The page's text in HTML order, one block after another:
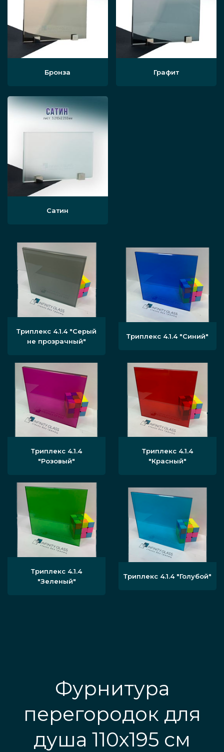
Бронза Графит
Сатин
Триплекс 4.1.4 "Серый
не прозрачный"
Триплекс 4.1.4 "Синий"
Триплекс 4.1.4
"Розовый"
Триплекс 4.1.4
"Красный"
Триплекс 4.1.4
"Зеленый"
Триплекс 4.1.4 "Голубой"
Фурнитура
перегородок для
душа 110х195 см